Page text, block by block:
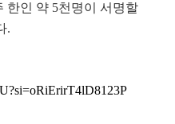
한인 약 5천명이 서명할
.